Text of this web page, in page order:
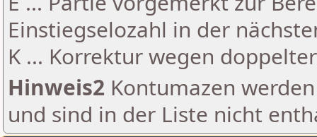
Einstiegselozahl in der
K ... Korrektur wegen
Hinweis2 Kontumazen
und sind in der Liste nicht